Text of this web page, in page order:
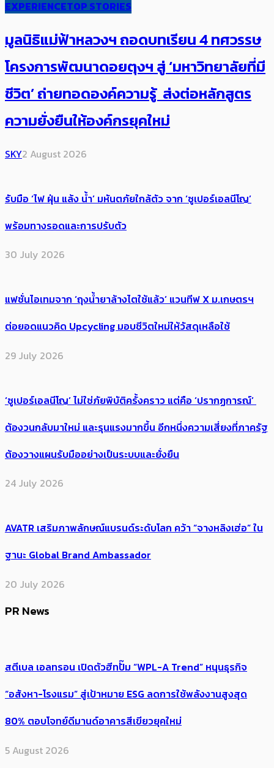
EXPERIENCETOP STORIES
มูลนิธิแม่ฟ้าหลวงฯ ถอดบทเรียน 4 ทศวรรษ
โครงการพัฒนาดอยตุงฯ สู่ ‘มหาวิทยาลัยที่มี
ชีวิต’ ถ่ายทอดองค์ความรู้ ส่งต่อหลักสูตร
ความยั่งยืนให้องค์กรยุคใหม่
SKY2 August 2026
รับมือ ‘ไฟ ฝุ่น แล้ง น้ำ’ มหันตภัยใกล้ตัว จาก ‘ซูเปอร์เอลนีโญ’
พร้อมทางรอดและการปรับตัว
30 July 2026
แฟชั่นไอเทมจาก ‘ถุงน้ำยาล้างไตใช้แล้ว’ แวนทีฟ X ม.เกษตรฯ
ต่อยอดแนวคิด Upcycling มอบชีวิตใหม่ให้วัสดุเหลือใช้
29 July 2026
‘ซูเปอร์เอลนีโญ’ ไม่ใช่ภัยพิบัติครั้งคราว แต่คือ ‘ปรากฏการณ์’ ​
ต้อง​วนกลับมาใหม่ และรุนแรงมากขึ้น อีกหนึ่งความเสี่ยงที่ภาครัฐ
ต้องวางแผนรับมืออย่างเป็นระบบและยั่งยืน
24 July 2026
AVATR เสริมภาพลักษณ์แบรนด์ระดับโลก คว้า “จางหลิงเฮ่อ” ใน
ฐานะ Global Brand Ambassador
20 July 2026
PR News
สตีเบล เอลทรอน เปิดตัวฮีทปั๊ม “WPL-A Trend” หนุนธุรกิจ
“อสังหา-โรงแรม” สู่เป้าหมาย ESG ลดการใช้พลังงานสูงสุด
80% ตอบโจทย์ดีมานด์อาคารสีเขียวยุคใหม่
5 August 2026